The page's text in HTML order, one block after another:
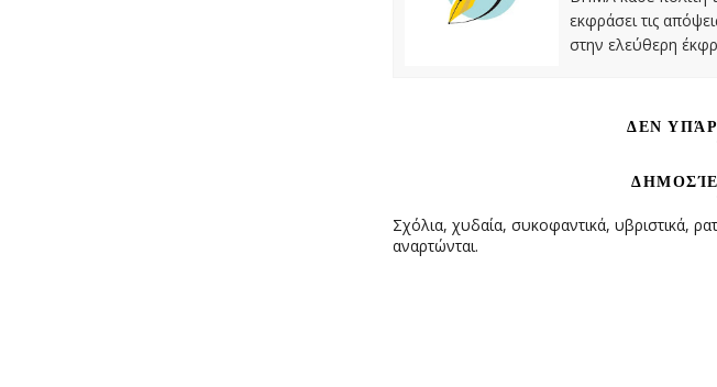
εκφράσει τις
στην ελεύθερη
ΔΕΝ
Σχόλια, χυδαία, συκοφαντικά, υβριστικά,
αναρτώνται.